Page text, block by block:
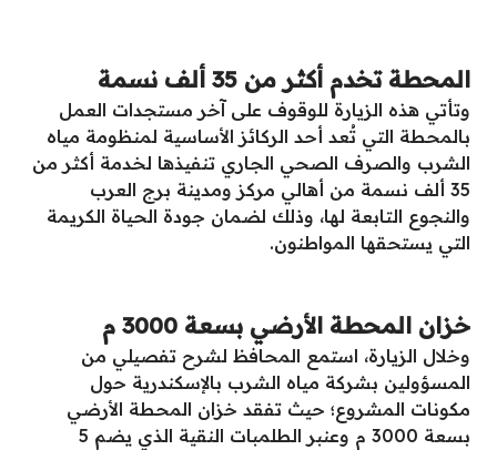
المحطة تخدم أكثر من 35 ألف نسمة
وتأتي هذه الزيارة للوقوف على آخر مستجدات العمل
بالمحطة التي تُعد أحد الركائز الأساسية لمنظومة مياه
الشرب والصرف الصحي الجاري تنفيذها لخدمة أكثر من
35 ألف نسمة من أهالي مركز ومدينة برج العرب
والنجوع التابعة لها، وذلك لضمان جودة الحياة الكريمة
التي يستحقها المواطنون.
خزان المحطة الأرضي بسعة 3000 م
وخلال الزيارة، استمع المحافظ لشرح تفصيلي من
المسؤولين بشركة مياه الشرب بالإسكندرية حول
مكونات المشروع؛ حيث تفقد خزان المحطة الأرضي
بسعة 3000 م وعنبر الطلمبات النقية الذي يضم 5